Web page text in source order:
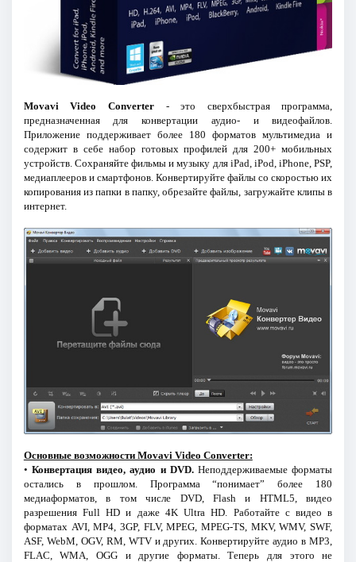
Movavi Video Converter- это сверхбыстрая программа,
предназначенная для конвертации аудио- и видеофайлов.
Приложение поддерживает более 180 форматов мультимедиа и
содержит в себе набор готовых профилей для 200+ мобильных
устройств. Сохраняйте фильмы и музыку для iPad, iPod, iPhone, PSP,
медиаплееров и смартфонов. Конвертируйте файлы со скоростью их
копирования из папки в папку, обрезайте файлы, загружайте клипы в
интернет.
Основные возможности Movavi Video Converter:
•Конвертация видео, аудио и DVD.Неподдерживаемые форматы
остались в прошлом. Программа “понимает” более 180
медиаформатов, в том числе DVD, Flash и HTML5, видео
разрешения Full HD и даже 4K Ultra HD. Работайте с видео в
форматах AVI, MP4, 3GP, FLV, MPEG, MPEG-TS, MKV, WMV, SWF,
ASF, WebM, OGV, RM, WTV и других. Конвертируйте аудио в MP3,
FLAC, WMA, OGG и другие форматы. Теперь для этого не